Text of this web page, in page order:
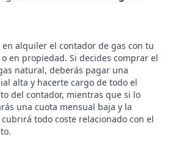
en alquiler el contador de gas con tu
en propiedad. Si decides comprar el
natural, deberás pagar una
alta y hacerte cargo de todo el
del contador, mientras que si lo
una cuota mensual baja y la
todo coste relacionado con el